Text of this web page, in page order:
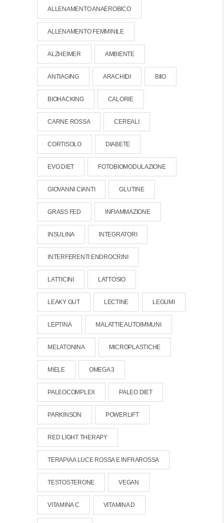
ALLENAMENTO ANAEROBICO
ALLENAMENTO FEMMINILE
ALZHEIMER AMBIENTE
ANTIAGING ARACHIDI BIIO
BIOHACKING CALORIE
CARNE ROSSA CEREALI
CORTISOLO DIABETE
EVO DIET FOTOBIOMODULAZIONE
GIOVANNI CIANTI GLUTINE
GRASS FED INFIAMMAZIONE
INSULINA INTEGRATORI
INTERFERENTI ENDROCRINI
LATTICINI LATTOSIO
LEAKY GUT LECTINE LEGUMI
LEPTINA MALATTIE AUTOIMMUNI
MELATONINA MICROPLASTICHE
MIELE OMEGA 3
PALEOCOMPLEX PALEO DIET
PARKINSON POWERLIFT
RED LIGHT THERAPY
TERAPIA A LUCE ROSSA E INFRAROSSA
TESTOSTERONE VEGAN
VITAMINA C VITAMINA D